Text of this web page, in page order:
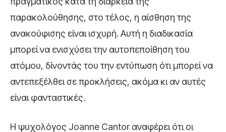
παρακολούθησης, στο τέλος, η αίσθηση της
ανακούφισης είναι ισχυρή. Αυτή η διαδικασία
μπορεί να ενισχύσει την αυτοπεποίθηση του
ατόμου, δίνοντάς του την εντύπωση ότι μπορεί να
αντεπεξέλθει σε προκλήσεις, ακόμα κι αν αυτές
είναι φανταστικές.
Η ψυχολόγος Joanne Cantor αναφέρει ότι οι